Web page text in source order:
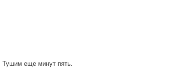
Тушим еще минут пять.